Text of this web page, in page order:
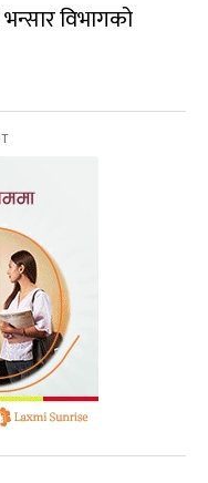
विभागको